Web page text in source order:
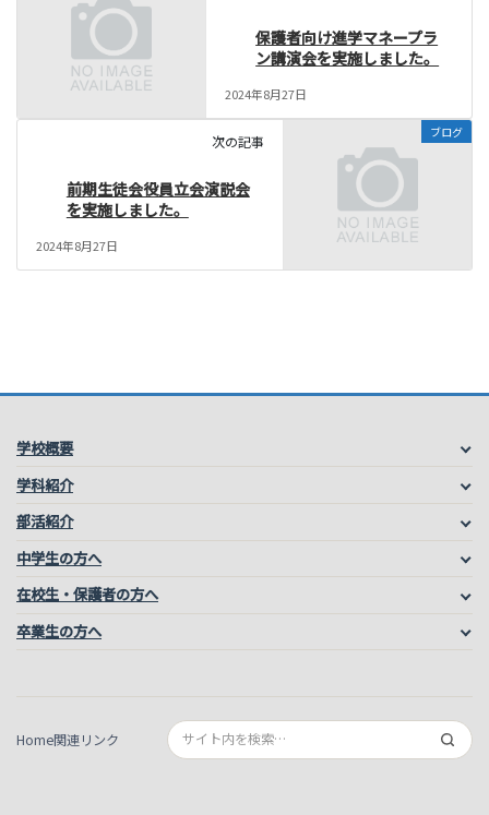
保護者向け進学マネープラ
ン講演会を実施しました。
2024年8月27日
ブログ
次の記事
前期生徒会役員立会演説会
を実施しました。
2024年8月27日
学校概要
学科紹介
部活紹介
中学生の方へ
在校生・保護者の方へ
卒業生の方へ
Home関連リンク